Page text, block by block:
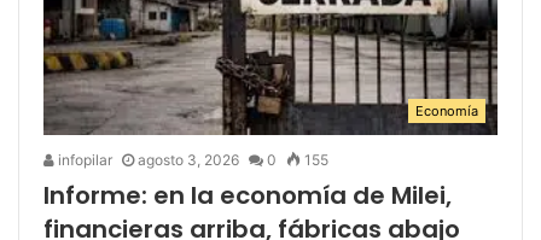
Economía
infopilar agosto 3, 2026 0 155
Informe: en la economía de Milei,
financieras arriba, fábricas abajo